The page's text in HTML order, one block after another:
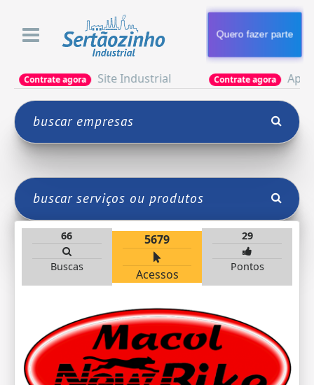
Quero fazer parte
Site Industrial Contrate agora Apresentação
66
Buscas
5679
Acessos
29
Pontos